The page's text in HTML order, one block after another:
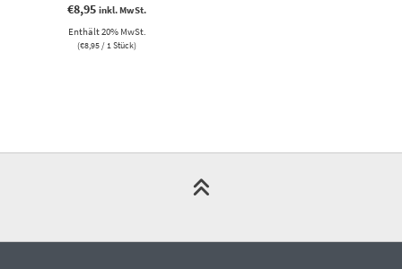
€8,95 inkl. MwSt.
Enthält 20% MwSt.
(€8,95/ 1 Stück)